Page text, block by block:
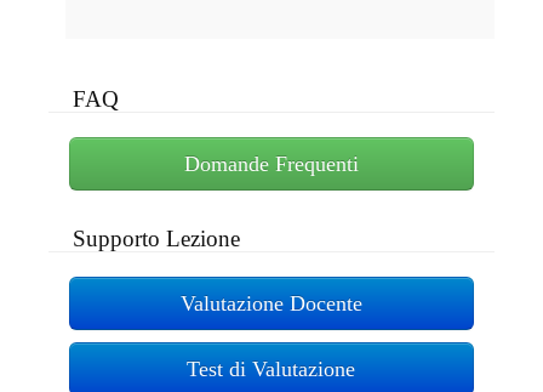
FAQ
Domande Frequenti
Supporto Lezione
Valutazione Docente
Test di Valutazione